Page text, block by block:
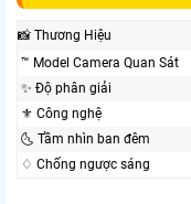
📸 Thương Hiệu
™️ Model Camera Quan Sát
✨ Độ phân giải
⚜️ Công nghệ
🌜 Tầm nhìn ban đêm
♢ Chống ngược sáng